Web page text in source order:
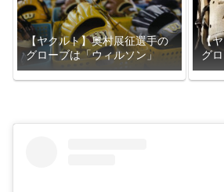
【ヤクルト】奥村展征選手の
グローブは「ウィルソン」
【
グ
ロ」